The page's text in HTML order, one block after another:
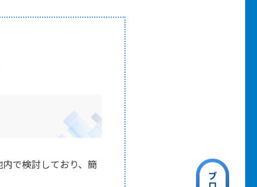
で検討しており、簡